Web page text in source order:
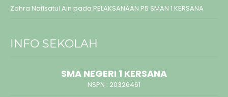
Zahra Nafisatul Ain pada PELAKSANAAN P5 SMAN 1 KERSANA
INFO SEKOLAH
SMA NEGERI 1 KERSANA
NSPN : 20326461